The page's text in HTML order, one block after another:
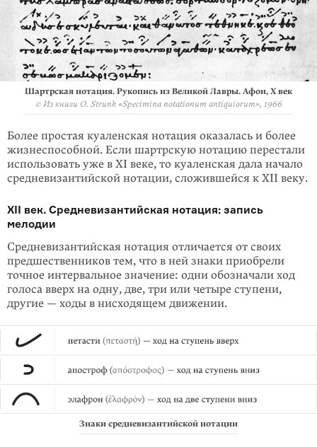
Шартрская нотация. Рукопись из Великой Лавры. Афон, X век
© Из книги Ο. Strunk «Specimina notationum antiquiorum», 1966
Более простая куаленская нотация оказалась и более
жизнеспособной. Если шартрскую нотацию перестали
использовать уже в XI веке, то куаленская дала начало
средневизантийской нотации, сложившейся к XII веку.
XII век. Средневизантийская нотация: запись
мелодии
Средневизантийская нотация отличается от своих
предшественников тем, что в ней знаки приобрели
точное интервальное значение: одни обозначали ход
голоса вверх на одну, две, три или четыре ступени,
другие — ходы в нисходящем движении.
Знаки средневизантийской нотации